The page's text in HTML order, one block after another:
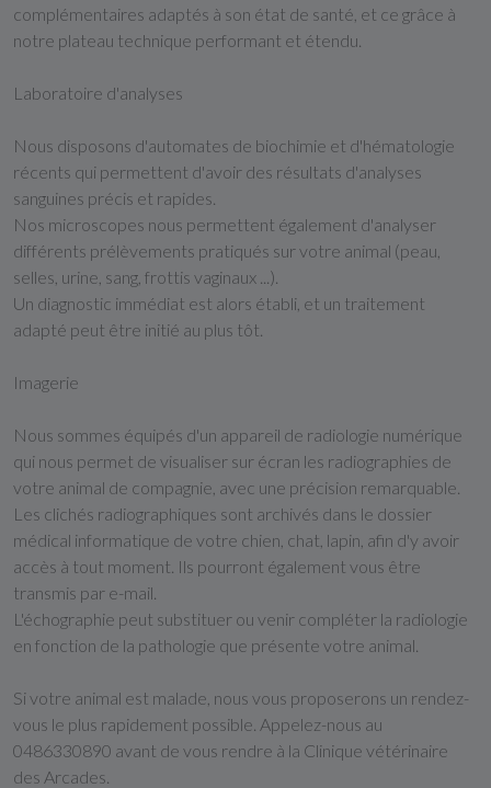
complémentaires adaptés à son état de santé, et ce grâce à
notre plateau technique performant et étendu.
Laboratoire d'analyses
Nous disposons d'automates de biochimie et d'hématologie
récents qui permettent d'avoir des résultats d'analyses
sanguines précis et rapides.
Nos microscopes nous permettent également d'analyser
différents prélèvements pratiqués sur votre animal (peau,
selles, urine, sang, frottis vaginaux ...).
Un diagnostic immédiat est alors établi, et un traitement
adapté peut être initié au plus tôt.
Imagerie
Nous sommes équipés d'un appareil de radiologie numérique
qui nous permet de visualiser sur écran les radiographies de
votre animal de compagnie, avec une précision remarquable.
Les clichés radiographiques sont archivés dans le dossier
médical informatique de votre chien, chat, lapin, afin d'y avoir
accès à tout moment. Ils pourront également vous être
transmis par e-mail.
L'échographie peut substituer ou venir compléter la radiologie
en fonction de la pathologie que présente votre animal.
Si votre animal est malade, nous vous proposerons un rendez-
vous le plus rapidement possible. Appelez-nous au
0486330890 avant de vous rendre à la Clinique vétérinaire
des Arcades.